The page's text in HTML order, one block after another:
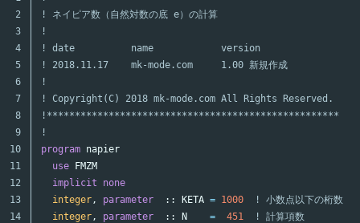
2
3
4
5
6
7
8
9
10
11
12
13
14
! ネイピア数（自然対数の底 e）の計算
!
! date          name            version
! 2018.11.17    mk-mode.com     1.00 新規作成
!
! Copyright(C) 2018 mk-mode.com All Rights Reserved.
!****************************************************
!
program napier
use FMZM
implicit
none
integer , parameter :: KETA = 1000
! 小数点以下の桁数
integer , parameter :: N = 451
! 計算項数